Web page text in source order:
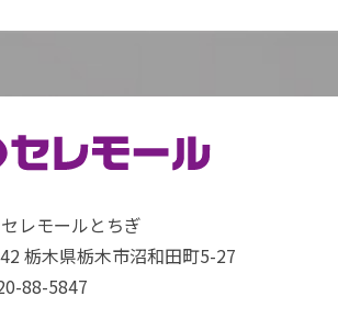
レモールとちぎ
栃木県栃木市沼和田町5-27
88-5847